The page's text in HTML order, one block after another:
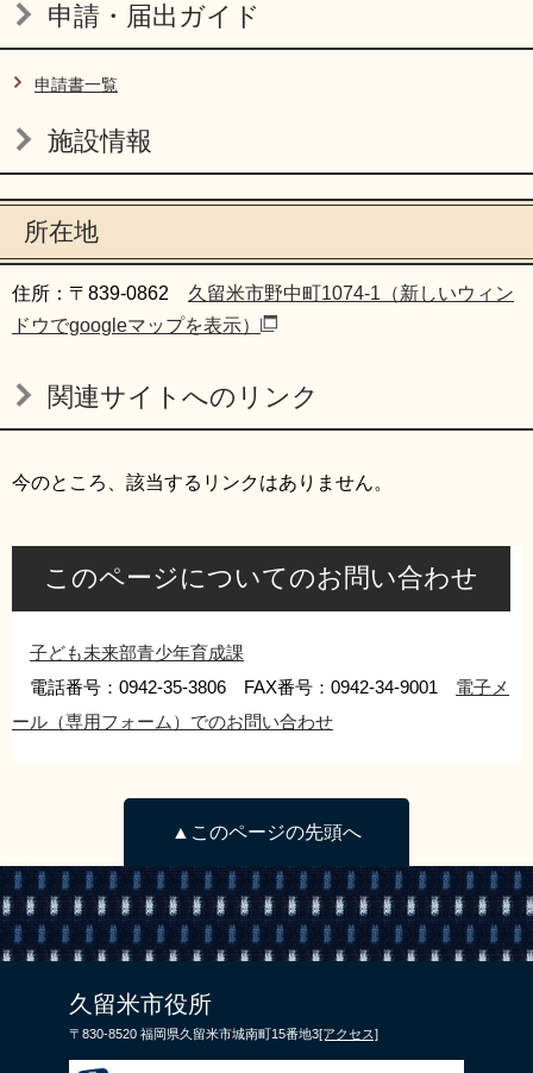
申請・届出ガイド
申請書一覧
施設情報
所在地
住所：〒839-0862 久留米市野中町1074-1（新しいウィン
ドウでgoogleマップを表示）
関連サイトへのリンク
今のところ、該当するリンクはありません。
このページについてのお問い合わせ
子ども未来部青少年育成課
電話番号：0942-35-3806 FAX番号：0942-34-9001 電子メ
ール（専用フォーム）でのお問い合わせ
▲このページの先頭へ
久留米市役所
〒830-8520 福岡県久留米市城南町15番地3[アクセス]